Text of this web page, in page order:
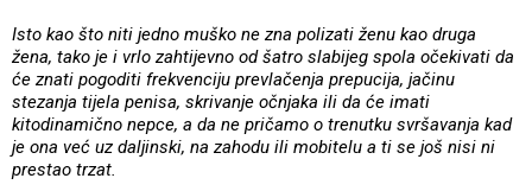
Isto kao što niti jedno muško ne zna polizati ženu kao druga
žena, tako je i vrlo zahtijevno od šatro slabijeg spola očekivati da
će znati pogoditi frekvenciju prevlačenja prepucija, jačinu
stezanja tijela penisa, skrivanje očnjaka ili da će imati
kitodinamično nepce, a da ne pričamo o trenutku svršavanja kad
je ona već uz daljinski, na zahodu ili mobitelu a ti se još nisi ni
prestao trzat.